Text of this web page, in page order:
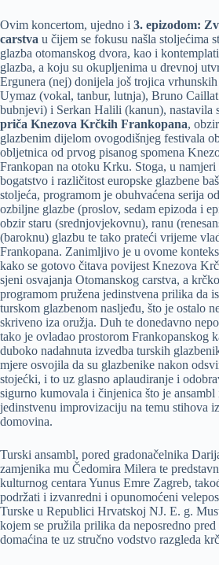
Ovim koncertom, ujedno i 3. epizodom:
carstva u čijem se fokusu našla stoljećima
glazba otomanskog dvora, kao i
glazba, a koju su okupljenima u drevnoj
Ergunera (nej) donijela još trojica
Uymaz (vokal, tanbur, lutnja), Bruno
bubnjevi) i Serkan Halili (kanun), nastavila
priča Knezova Krčkih Frankopana,
glazbenim dijelom ovogodišnjeg festivala
obljetnica od prvog pisanog spomena
Frankopan na otoku Krku. Stoga, u namjeri
bogatstvo i različitost europske glazbene
stoljeća, programom je obuhvaćena serija
ozbiljne glazbe (proslov, sedam epizoda i
obzir staru (srednjovjekovnu), ranu
(baroknu) glazbu te tako prateći vrijeme
Frankopana. Zanimljivo je u ovome
kako se gotovo čitava povijest Knezova
sjeni osvajanja Otomanskog carstva, a
programom pružena jedinstvena prilika da
turskom glazbenom nasljeđu, što je ostalo
skriveno iza oružja. Duh te donedavno
tako je ovladao prostorom Frankopanskog
duboko nadahnuta izvedba turskih
mjere osvojila da su glazbenike nakon
stojećki, i to uz glasno aplaudiranje i
sigurno kumovala i činjenica što je ansambl
jedinstvenu improvizaciju na temu stihova
domovina.
Turski ansambl, pored gradonačelnika
zamjenika mu Čedomira Milera te
kulturnog centara Yunus Emre Zagreb,
podržati i izvanredni i opunomoćeni
Turske u Republici Hrvatskoj NJ. E. g.
kojem se pružila prilika da neposredno
domaćina te uz stručno vodstvo razgleda